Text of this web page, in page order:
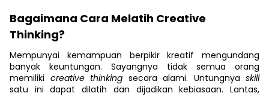
Bagaimana Cara Melatih Creative
Thinking?
Mempunyai kemampuan berpikir kreatif mengundang
banyak keuntungan. Sayangnya tidak semua orang
memiliki creative thinking secara alami. Untungnya skill
satu ini dapat dilatih dan dijadikan kebiasaan. Lantas,